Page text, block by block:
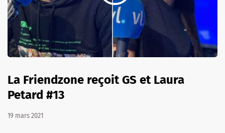
La Friendzone reçoit GS et Laura
Petard #13
19 mars 2021